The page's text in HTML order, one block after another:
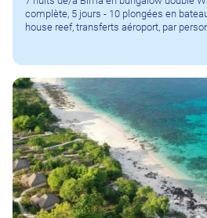
complète, 5 jours - 10 plongées en
house reef, transferts aéroport, par